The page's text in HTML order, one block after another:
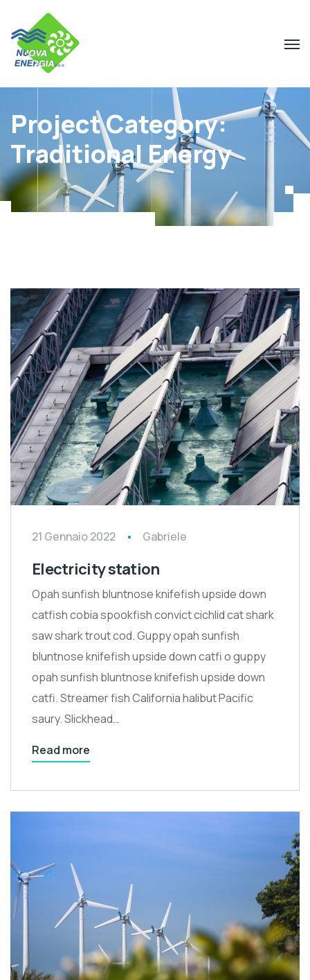
Project Category:
Traditional Energy
21 Gennaio 2022 Gabriele
Electricity station
Opah sunfish bluntnose knifefish upside down
catfish cobia spookfish convict cichlid cat shark
saw shark trout cod. Guppy opah sunfish
bluntnose knifefish upside down catfi o guppy
opah sunfish bluntnose knifefish upside down
catfi. Streamer fish California halibut Pacific
saury. Slickhead…
Read more